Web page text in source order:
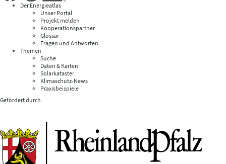
Der Energieatlas
Unser Portal
Projekt melden
Kooperationspartner
Glossar
Fragen und Antworten
Themen
Suche
Daten & Karten
Solarkataster
Klimaschutz-News
Praxisbeispiele
Gefördert durch